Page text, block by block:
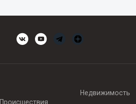
Происшествия
Недвижимость